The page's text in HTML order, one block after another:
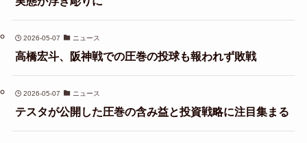
2026-05-07 ニュース
高橋宏斗、阪神戦での圧巻の投球も報われず敗戦
2026-05-07 ニュース
テスタが公開した圧巻の含み益と投資戦略に注目集まる